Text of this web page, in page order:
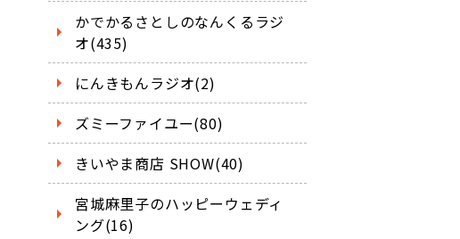
かでかるさとしのなんくるラジ
オ(435)
にんきもんラジオ(2)
ズミーファイユー(80)
きいやま商店 SHOW(40)
宮城麻里子のハッピーウェディ
ング(16)